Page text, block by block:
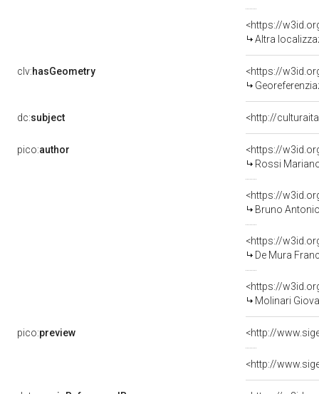
<https://
Altra
clv:hasGeometry
<https://
dc:subject <http://
pico:author
<https://
Rossi
<https://
Bruno
<https://
De Mura
<https://
Molinari
pico:preview